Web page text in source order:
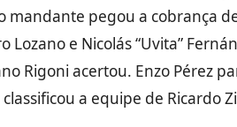
mandante pegou a cobrança
Lozano e Nicolás “Uvita”
Rigoni acertou. Enzo Pérez
a equipe de Ricardo